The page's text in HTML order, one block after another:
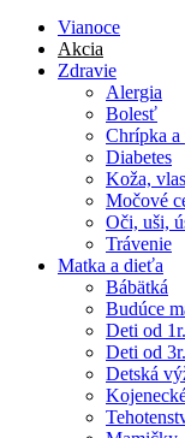
Vianoce
Akcia
Zdravie
Alergia
Bolesť
Chrípka a
Diabetes
Koža,
Močové
Oči, uši,
Trávenie
Matka a dieťa
Bábätká
Budúce
Deti od 1r.
Deti od 3r.
Detská